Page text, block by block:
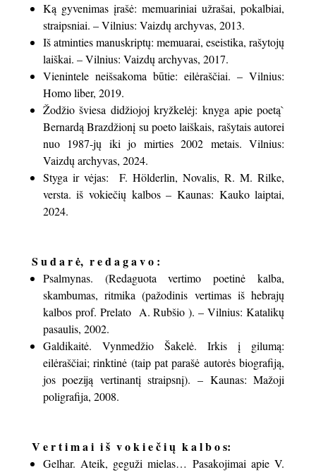
Ką gyvenimas įrašė: memuariniai užrašai, pokalbiai,
straipsniai. – Vilnius: Vaizdų archyvas, 2013.
Iš atminties manuskriptų: memuarai, eseistika, rašytojų
laiškai. – Vilnius: Vaizdų archyvas, 2017.
Vienintele neišsakoma būtie: eilėraščiai. – Vilnius:
Homo liber, 2019.
Žodžio šviesa didžiojoj kryžkelėj: knyga apie poetą`
Bernardą Brazdžionį su poeto laiškais, rašytais autorei
nuo 1987-jų iki jo mirties 2002 metais. Vilnius:
Vaizdų archyvas, 2024.
Styga ir vėjas: F. Hölderlin, Novalis, R. M. Rilke,
versta. iš vokiečių kalbos – Kaunas: Kauko laiptai,
2024.
S u d a r ė, r e d a g a v o :
Psalmynas. (Redaguota vertimo poetinė kalba,
skambumas, ritmika (pažodinis vertimas iš hebrajų
kalbos prof. Prelato A. Rubšio ). – Vilnius: Katalikų
pasaulis, 2002.
Galdikaitė. Vynmedžio Šakelė. Irkis į gilumą:
eilėraščiai; rinktinė (taip pat parašė autorės biografiją,
jos poeziją vertinantį straipsnį). – Kaunas: Mažoji
poligrafija, 2008.
V e r t i m a i i š v o k i e č i ų k a l b o s:
Gelhar. Ateik, geguži mielas… Pasakojimai apie V.